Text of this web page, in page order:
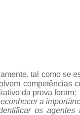
tal como se
competências
da prova foram:
a
os